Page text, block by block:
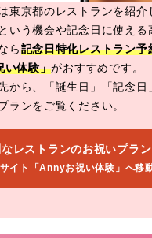
東京都のレストランを紹介
いう機会や記念日に使える
ら記念日特化レストラン予
い体験」がおすすめです。
から、「誕生日」「記念日
ランをご覧ください。
レストランのお祝いプラ
サイト「Annyお祝い体験」へ移